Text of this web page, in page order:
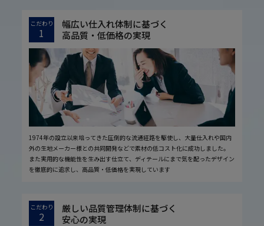
こだわり
1
幅広い仕入れ体制に基づく
高品質・低価格の実現
1974年の設立以来培ってきた圧倒的な流通経路を駆使し、大量仕入れや国内
外の生地メーカー様との共同開発などで素材の低コスト化に成功しました。
また実用的な機能性を生み出す仕立て、ディテールにまで気を配ったデザイン
を徹底的に追求し、高品質・低価格を実現しています
こだわり
2
厳しい品質管理体制に基づく
安心の実現